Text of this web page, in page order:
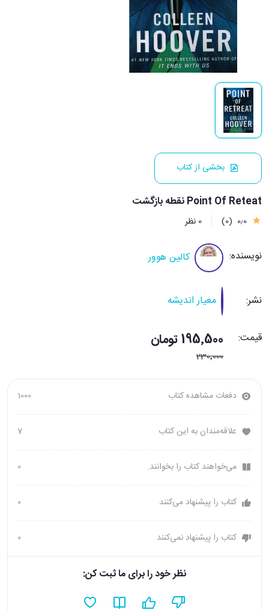
بخشی از کتاب
Point Of Reteat نقطه بازگشت
0٫0 (0) 0 نظر
نویسنده: کالین هوور
نشر: معیار اندیشه
قیمت: 195٬500 تومان
230٬000
دفعات مشاهده کتاب 1000
علاقه‌مندان به این کتاب 7
می‌خواهند کتاب را بخوانند. 0
کتاب را پیشنهاد می‌کنند 0
کتاب را پیشنهاد نمی‌کنند 0
نظر خود را برای ما ثبت کن: